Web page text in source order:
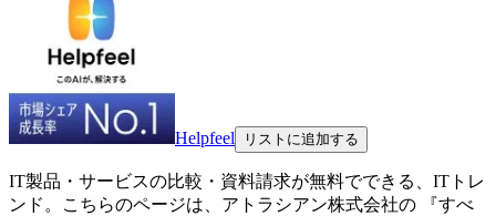
Helpfeel リストに追加する
IT製品・サービスの比較・資料請求が無料でできる、ITトレ
ンド。こちらのページは、 アトラシアン株式会社の 『すべ